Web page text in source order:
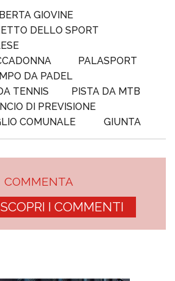
GIOVINE
DELLO SPORT
PALASPORT
DA PADEL
TENNIS
PISTA DA MTB
DI PREVISIONE
COMUNALE
GIUNTA
COMMENTA
I COMMENTI